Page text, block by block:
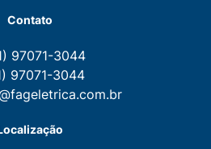
Simples
Prediais
Residenciais
Instalar Energia Solar
Contato
97071-3044
97071-3044